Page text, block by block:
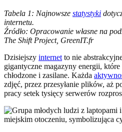
Tabela 1: Najnowsze statystyki
internetu.
Źródło: Opracowanie własne na
The Shift Project, GreenIT.fr
Dzisiejszy internet to nie
gigantyczne magazyny energii,
chłodzone i zasilane. Każda
zdjęć, przez przesyłanie plików, aż
pracy setek tysięcy serwerów